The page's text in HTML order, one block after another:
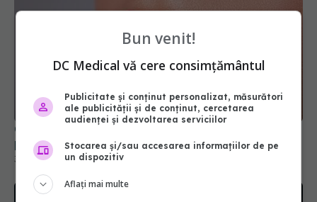
Ce dezvăluie forma buzei tale despre
personalitatea ta
Bun venit!
DC Medical vă cere consimțământul
Publicitate și conținut personalizat, măsurători
ale publicității și de conținut, cercetarea
audienței și dezvoltarea serviciilor
Stocarea și/sau accesarea informațiilor de pe
un dispozitiv
Aflați mai multe